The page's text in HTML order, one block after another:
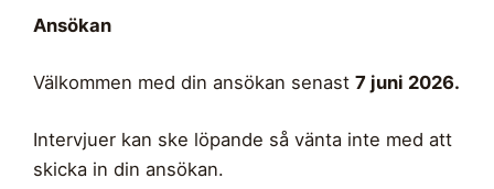
Ansökan
Välkommen med din ansökan senast 7 juni 2026.
Intervjuer kan ske löpande så vänta inte med att
skicka in din ansökan.